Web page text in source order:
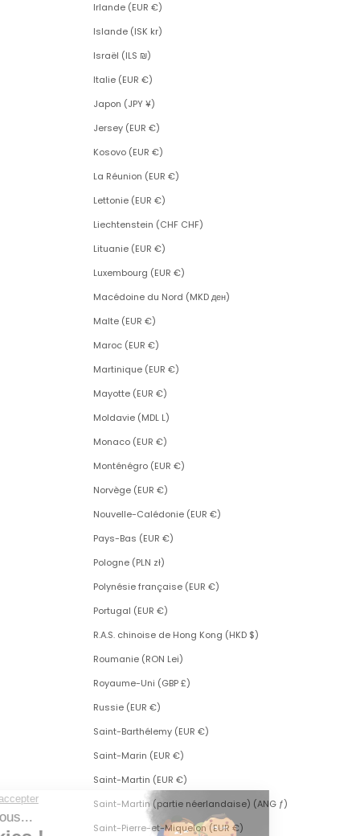
Irlande (EUR €)
Islande (ISK kr)
Israël (ILS ₪)
Italie (EUR €)
Japon (JPY ¥)
Jersey (EUR €)
Kosovo (EUR €)
La Réunion (EUR €)
Lettonie (EUR €)
Liechtenstein (CHF CHF)
Lituanie (EUR €)
Luxembourg (EUR €)
Macédoine du Nord (MKD ден)
Malte (EUR €)
Maroc (EUR €)
Martinique (EUR €)
Mayotte (EUR €)
Moldavie (MDL L)
Monaco (EUR €)
Monténégro (EUR €)
Norvège (EUR €)
Nouvelle-Calédonie (EUR €)
Pays-Bas (EUR €)
Pologne (PLN zł)
Polynésie française (EUR €)
Portugal (EUR €)
R.A.S. chinoise de Hong Kong (HKD $)
Roumanie (RON Lei)
Royaume-Uni (GBP £)
Russie (EUR €)
Saint-Barthélemy (EUR €)
Saint-Marin (EUR €)
Saint-Martin (EUR €)
Saint-Martin (partie néerlandaise) (ANG ƒ)
Saint-Pierre-et-Miquelon (EUR €)